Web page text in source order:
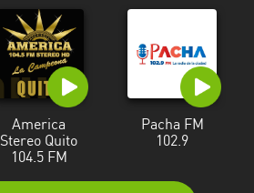
America
Stereo Quito
104.5 FM
Pacha FM
102.9